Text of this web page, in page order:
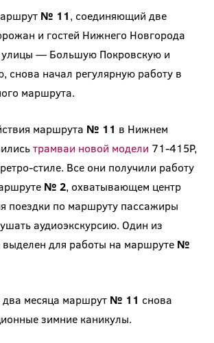
№ 11, соединяющий две
и гостей Нижнего Новгорода
улицы — Большую Покровскую и
снова начал регулярную работу в
маршрута.
маршрута № 11 в Нижнем
трамваи новой модели 71-415Р,
стиле. Все они получили работу
№ 2, охватывающем центр
поездки по маршруту пассажиры
аудиоэкскурсию. Один из
выделен для работы на маршруте №
два месяца маршрут № 11 снова
зимние каникулы.